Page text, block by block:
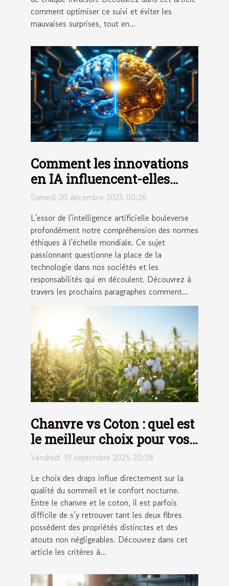
comment optimiser ce suivi et éviter les
mauvaises surprises, tout en...
Comment les innovations
en IA influencent-elles
l'éthique globale ?
Samedi 20 décembre 2025 00:26
L'essor de l'intelligence artificielle bouleverse
profondément notre compréhension des normes
éthiques à l'échelle mondiale. Ce sujet
passionnant questionne la place de la
technologie dans nos sociétés et les
responsabilités qui en découlent. Découvrez à
travers les prochains paragraphes comment...
Chanvre vs Coton : quel est
le meilleur choix pour vos
draps ?
Vendredi 19 septembre 2025 20:38
Le choix des draps influe directement sur la
qualité du sommeil et le confort nocturne.
Entre le chanvre et le coton, il est parfois
difficile de s’y retrouver tant les deux fibres
possèdent des propriétés distinctes et des
atouts non négligeables. Découvrez dans cet
article les critères à...